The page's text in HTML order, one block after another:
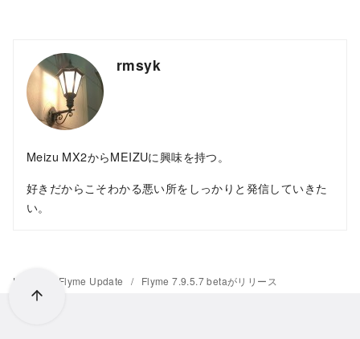
rmsyk
Meizu MX2からMEIZUに興味を持つ。
好きだからこそわかる悪い所をしっかりと発信していきた
い。
Home Flyme Update Flyme 7.9.5.7 betaがリリース